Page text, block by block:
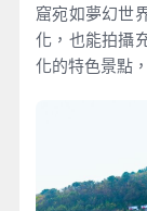
窟宛如夢幻世
化，也能拍攝
化的特色景點